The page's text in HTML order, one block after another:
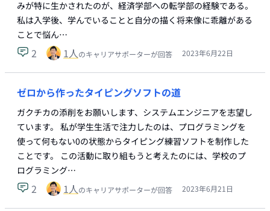
みが特に生かされたのが、経済学部への転学部の経験である。
私は入学後、学んでいることと自分の描く将来像に乖離がある
ことで悩ん…
2 1人のキャリアサポーターが回答 2023年6月22日
ゼロから作ったタイピングソフトの道
ガクチカの添削をお願いします、システムエンジニアを志望し
ています。 私が学生生活で注力したのは、プログラミングを
使って何もない0の状態からタイピング練習ソフトを制作した
ことです。 この活動に取り組もうと考えたのには、学校のプ
ログラミング…
2 1人のキャリアサポーターが回答 2023年6月21日